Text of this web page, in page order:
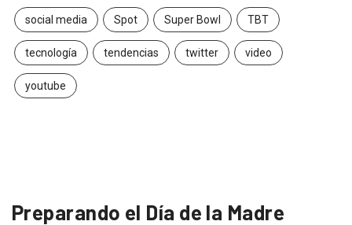
social media Spot Super Bowl TBT
tecnología tendencias twitter video
youtube
Preparando el Día de la Madre